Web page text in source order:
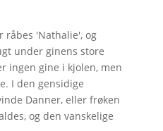
råbes 'Nathalie', og
under ginens store
ingen gine i kjolen, men
I den gensidige
Danner, eller frøken
og den vanskelige